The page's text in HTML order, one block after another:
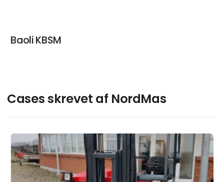
Baoli KBSM
Cases skrevet af NordMas